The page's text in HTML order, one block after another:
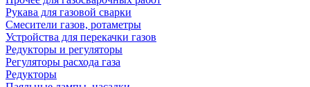
Рукава для газовой сварки
Смесители газов, ротаметры
Устройства для перекачки газов
Редукторы и регуляторы
Регуляторы расхода газа
Редукторы